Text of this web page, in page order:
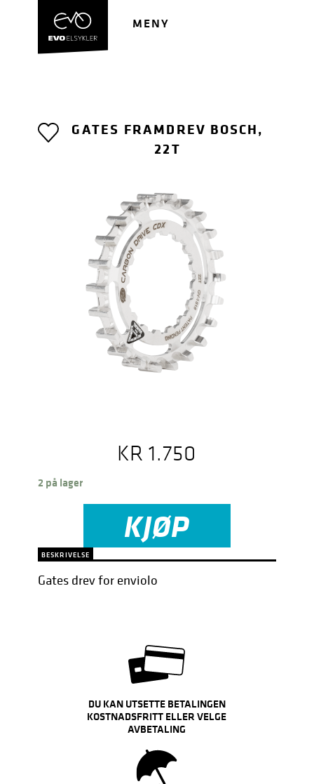
navigasjon
MENY
GATES FRAMDREV BOSCH,
22T
KR 1.750
2 på lager
KJØP
BESKRIVELSE
Gates drev for enviolo
DU KAN UTSETTE BETALINGEN
KOSTNADSFRITT ELLER VELGE
AVBETALING